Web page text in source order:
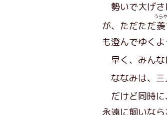
勢いで大げさ
が、ただただ羨
うらや
も澄んでゆくよ
早く、みんな
ななみは、三
だけど同時に
永遠に飼いな